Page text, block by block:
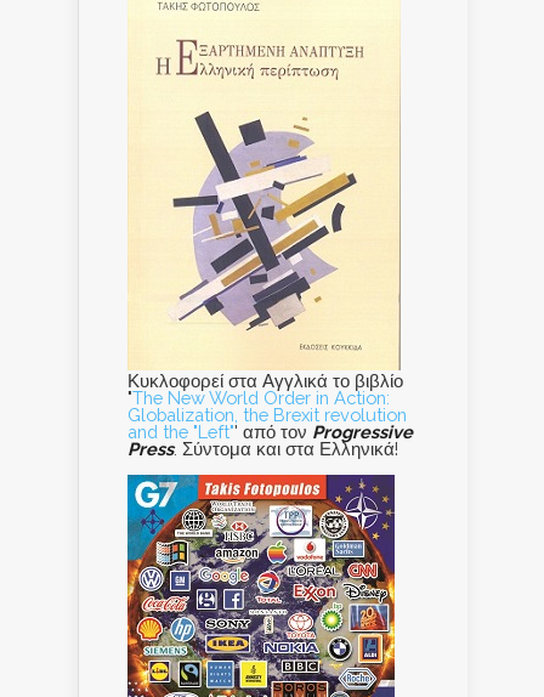
Κυκλοφορεί στα Αγγλικά το βιβλίο
"The New World Order in Action:
Globalization, the Brexit revolution
and the "Left"' από τον Progressive
Press. Σύντομα και στα Ελληνικά!